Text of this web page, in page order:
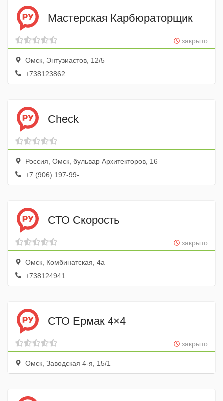
Мастерская Карбюраторщик
закрыто
Омск, Энтузиастов, 12/5
+738123862...
Check
Россия, Омск, бульвар Архитекторов, 16
+7 (906) 197-99-...
СТО Скорость
закрыто
Омск, Комбинатская, 4а
+738124941...
СТО Ермак 4×4
закрыто
Омск, Заводская 4-я, 15/1